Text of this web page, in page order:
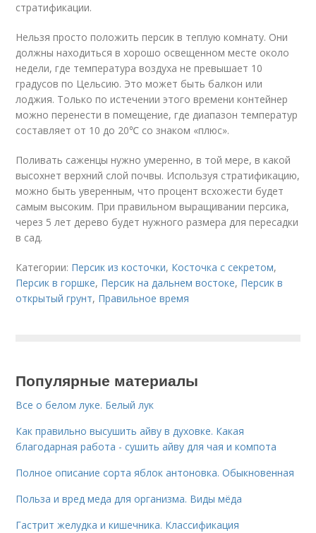
стратификации.
Нельзя просто положить персик в теплую комнату. Они
должны находиться в хорошо освещенном месте около
недели, где температура воздуха не превышает 10
градусов по Цельсию. Это может быть балкон или
лоджия. Только по истечении этого времени контейнер
можно перенести в помещение, где диапазон температур
составляет от 10 до 20℃ со знаком «плюс».
Поливать саженцы нужно умеренно, в той мере, в какой
высохнет верхний слой почвы. Используя стратификацию,
можно быть уверенным, что процент всхожести будет
самым высоким. При правильном выращивании персика,
через 5 лет дерево будет нужного размера для пересадки
в сад.
Категории: Персик из косточки, Косточка с секретом,
Персик в горшке, Персик на дальнем востоке, Персик в
открытый грунт, Правильное время
Популярные материалы
Все о белом луке. Белый лук
Как правильно высушить айву в духовке. Какая
благодарная работа - сушить айву для чая и компота
Полное описание сорта яблок антоновка. Обыкновенная
Польза и вред меда для организма. Виды мёда
Гастрит желудка и кишечника. Классификация